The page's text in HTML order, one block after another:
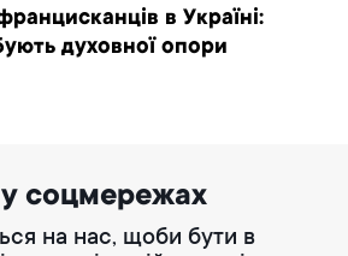
в Україні:
духовної опори
соцмережах
на нас, щоби бути в